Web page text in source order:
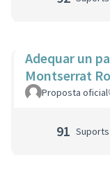
Adequar un
Montserrat
Proposta oficial
91 Suports